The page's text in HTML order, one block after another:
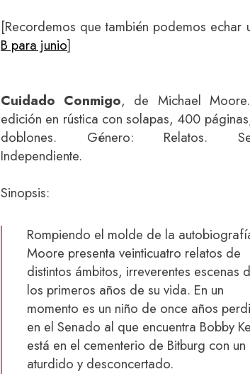
[Recordemos que también podemos echar
B para junio]
Cuidado Conmigo, de Michael
edición en rústica con solapas, 400
doblones. Género: Relatos.
Independiente.
Sinopsis:
Rompiendo el molde de la
Moore presenta veinticuatro relatos de
distintos ámbitos, irreverentes escenas
los primeros años de su vida. En un
momento es un niño de once años
en el Senado al que encuentra Bobby
está en el cementerio de Bitburg con
aturdido y desconcertado.